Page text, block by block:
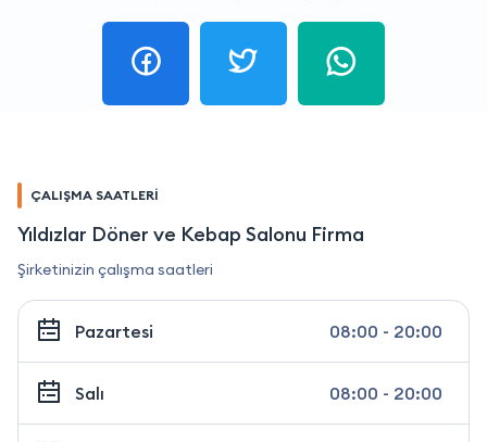
ÇALIŞMA SAATLERİ
Yıldızlar Döner ve Kebap Salonu Firma
Şirketinizin çalışma saatleri
Pazartesi 08:00 - 20:00
Salı 08:00 - 20:00